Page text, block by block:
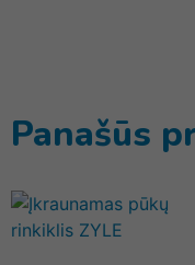
Panašūs